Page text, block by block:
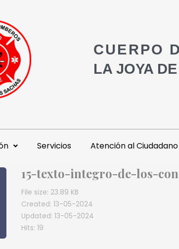
CUERPO
LA JOYA
Servicios Atención al Ciudadano
15-texto-integro-de-los-
File size: 23.89 KB
Created: 13-05-2024
Updated: 13-05-2024
Hits: 19